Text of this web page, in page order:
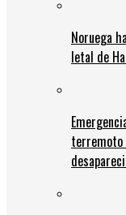
Noruega
letal de
terremoto